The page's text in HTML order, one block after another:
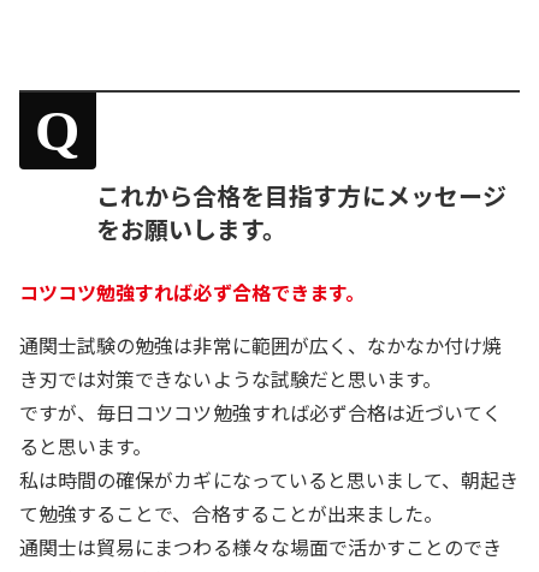
Q
これから合格を目指す方にメッセージ
をお願いします。
コツコツ勉強すれば必ず合格できます。
通関士試験の勉強は非常に範囲が広く、なかなか付け焼
き刃では対策できないような試験だと思います。
ですが、毎日コツコツ勉強すれば必ず合格は近づいてく
ると思います。
私は時間の確保がカギになっていると思いまして、朝起き
て勉強することで、合格することが出来ました。
通関士は貿易にまつわる様々な場面で活かすことのでき